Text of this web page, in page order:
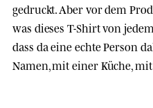
gedruckt. Aber vor dem
was dieses T-Shirt von
dass da eine echte Person
Namen, mit einer Küche, mit